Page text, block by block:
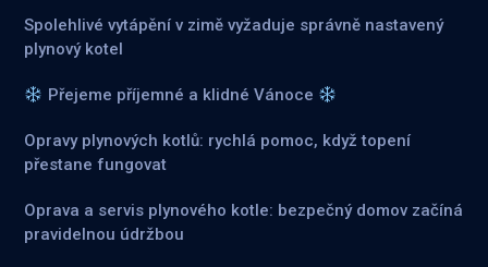
Spolehlivé vytápění v zimě vyžaduje správně nastavený
plynový kotel
Přejeme příjemné a klidné Vánoce
Opravy plynových kotlů: rychlá pomoc, když topení
přestane fungovat
Oprava a servis plynového kotle: bezpečný domov začíná
pravidelnou údržbou